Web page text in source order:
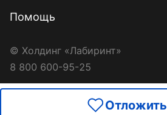
Отложить
Помощь
© Холдинг «Лабиринт»
8 800 600-95-25